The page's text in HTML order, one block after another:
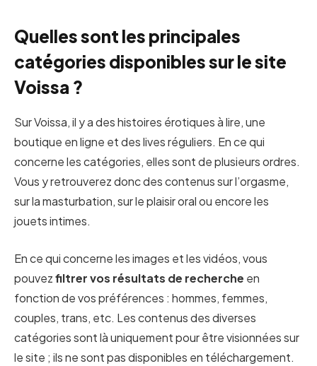
Quelles sont les principales
catégories disponibles sur le site
Voissa ?
Sur Voissa, il y a des histoires érotiques à lire, une
boutique en ligne et des lives réguliers. En ce qui
concerne les catégories, elles sont de plusieurs ordres.
Vous y retrouverez donc des contenus sur l’orgasme,
sur la masturbation, sur le plaisir oral ou encore les
jouets intimes.
En ce qui concerne les images et les vidéos, vous
pouvezfiltrer vos résultats de recherche en
fonction de vos préférences : hommes, femmes,
couples, trans, etc. Les contenus des diverses
catégories sont là uniquement pour être visionnées sur
le site ; ils ne sont pas disponibles en téléchargement.